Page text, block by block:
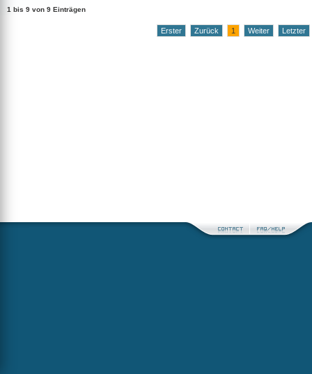
1 bis 9 von 9 Einträgen
Erster Zurück 1 Weiter Letzter